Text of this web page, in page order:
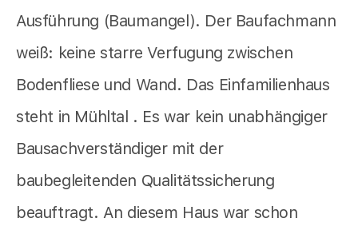
Ausführung (Baumangel). Der Baufachmann
weiß: keine starre Verfugung zwischen
Bodenfliese und Wand. Das Einfamilienhaus
steht in Mühltal . Es war kein unabhängiger
Bausachverständiger mit der
baubegleitenden Qualitätssicherung
beauftragt. An diesem Haus war schon